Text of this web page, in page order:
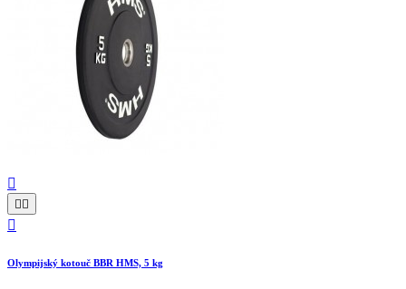

 

Olympijský kotouč BBR HMS, 5 kg